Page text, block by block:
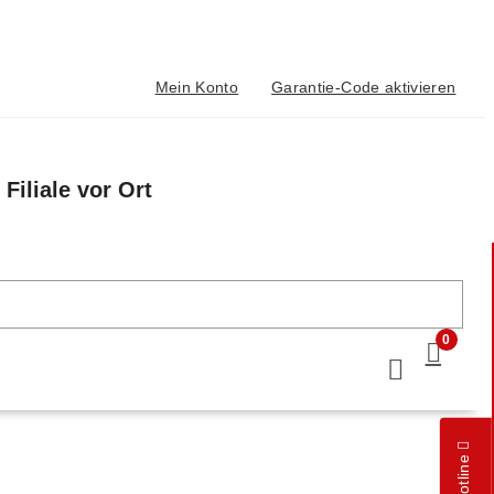
Mein Konto Garantie-Code aktivieren
Filiale vor Ort
0